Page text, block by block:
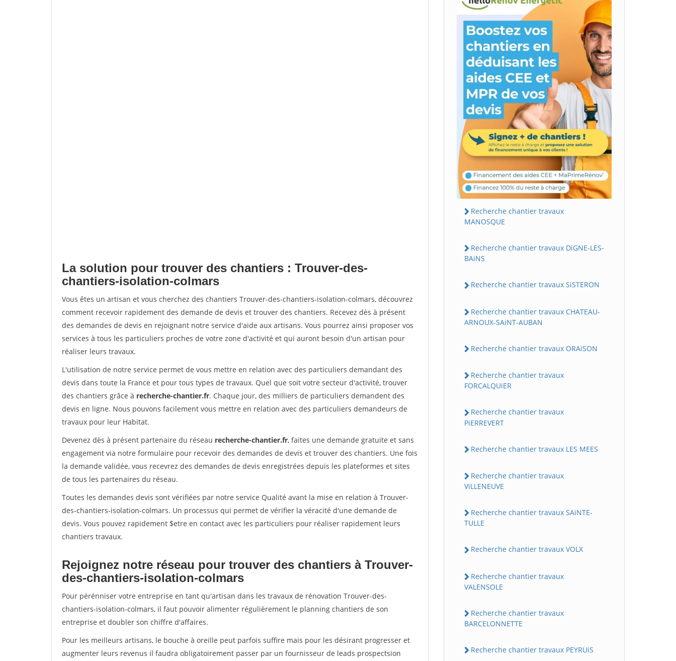
La solution pour trouver des chantiers : Trouver-des-
chantiers-isolation-colmars
Vous êtes un artisan et vous cherchez des chantiers Trouver-des-chantiers-isolation-colmars, découvrez
comment recevoir rapidement des demande de devis et trouver des chantiers. Recevez dès à présent
des demandes de devis en rejoignant notre service d'aide aux artisans. Vous pourrez ainsi proposer vos
services à tous les particuliers proches de votre zone d'activité et qui auront besoin d'un artisan pour
réaliser leurs travaux.
L'utilisation de notre service permet de vous mettre en relation avec des particuliers demandant des
devis dans toute la France et pour tous types de travaux. Quel que soit votre secteur d'activité, trouver
des chantiers grâce à recherche-chantier.fr. Chaque jour, des milliers de particuliers demandent des
devis en ligne. Nous pouvons facilement vous mettre en relation avec des particuliers demandeurs de
travaux pour leur Habitat.
Devenez dès à présent partenaire du réseau recherche-chantier.fr, faites une demande gratuite et sans
engagement via notre formulaire pour recevoir des demandes de devis et trouver des chantiers. Une fois
la demande validée, vous recevrez des demandes de devis enregistrées depuis les plateformes et sites
de tous les partenaires du réseau.
Toutes les demandes devis sont vérifiées par notre service Qualité avant la mise en relation à Trouver-
des-chantiers-isolation-colmars. Un processus qui permet de vérifier la véracité d'une demande de
devis. Vous pouvez rapidement $etre en contact avec les particuliers pour réaliser rapidement leurs
chantiers travaux.
Rejoignez notre réseau pour trouver des chantiers à Trouver-
des-chantiers-isolation-colmars
Pour pérénniser votre entreprise en tant qu'artisan dans les travaux de rénovation Trouver-des-
chantiers-isolation-colmars, il faut pouvoir alimenter régulièrement le planning chantiers de son
entreprise et doubler son chiffre d'affaires.
Pour les meilleurs artisans, le bouche à oreille peut parfois suffire mais pour les désirant progresser et
augmenter leurs revenus il faudra obligatoirement passer par un fournisseur de leads prospectsion
Recherche chantier travaux
MANOSQUE
Recherche chantier travaux DiGNE-LES-
BAiNS
Recherche chantier travaux SiSTERON
Recherche chantier travaux CHATEAU-
ARNOUX-SAiNT-AUBAN
Recherche chantier travaux ORAiSON
Recherche chantier travaux
FORCALQUiER
Recherche chantier travaux
PiERREVERT
Recherche chantier travaux LES MEES
Recherche chantier travaux
ViLLENEUVE
Recherche chantier travaux SAiNTE-
TULLE
Recherche chantier travaux VOLX
Recherche chantier travaux
VALENSOLE
Recherche chantier travaux
BARCELONNETTE
Recherche chantier travaux PEYRUiS